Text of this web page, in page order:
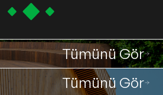
Tümünü Gör
Tümünü Gör